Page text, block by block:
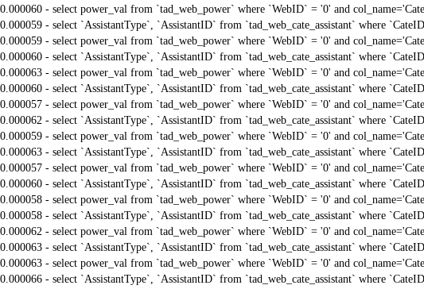
0.000060 - select power_val from `tad_web_power` where `WebID` = '0' and
0.000059 - select `AssistantType`, `AssistantID` from `tad_web_cate_assistant` where
0.000059 - select power_val from `tad_web_power` where `WebID` = '0' and
0.000060 - select `AssistantType`, `AssistantID` from `tad_web_cate_assistant` where
0.000063 - select power_val from `tad_web_power` where `WebID` = '0' and
0.000060 - select `AssistantType`, `AssistantID` from `tad_web_cate_assistant` where
0.000057 - select power_val from `tad_web_power` where `WebID` = '0' and
0.000062 - select `AssistantType`, `AssistantID` from `tad_web_cate_assistant` where
0.000059 - select power_val from `tad_web_power` where `WebID` = '0' and
0.000063 - select `AssistantType`, `AssistantID` from `tad_web_cate_assistant` where
0.000057 - select power_val from `tad_web_power` where `WebID` = '0' and
0.000060 - select `AssistantType`, `AssistantID` from `tad_web_cate_assistant` where
0.000058 - select power_val from `tad_web_power` where `WebID` = '0' and
0.000058 - select `AssistantType`, `AssistantID` from `tad_web_cate_assistant` where
0.000062 - select power_val from `tad_web_power` where `WebID` = '0' and
0.000063 - select `AssistantType`, `AssistantID` from `tad_web_cate_assistant` where
0.000063 - select power_val from `tad_web_power` where `WebID` = '0' and
0.000066 - select `AssistantType`, `AssistantID` from `tad_web_cate_assistant` where